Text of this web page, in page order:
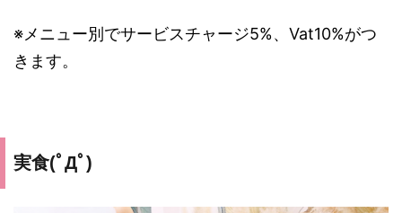
※メニュー別でサービスチャージ5%、Vat10%がつ
きます。
実食(ﾟДﾟ)